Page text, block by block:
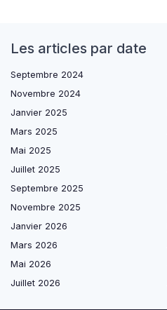
Les articles par date
Septembre 2024
Novembre 2024
Janvier 2025
Mars 2025
Mai 2025
Juillet 2025
Septembre 2025
Novembre 2025
Janvier 2026
Mars 2026
Mai 2026
Juillet 2026